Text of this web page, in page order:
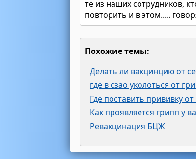
те из наших сотрудников,
повторить и в этом.....
Похожие темы:
Делать ли вакцинцию от
где в сзао уколоться от
Где поставить прививку
Как проявляется грипп у
Ревакцинация БЦЖ